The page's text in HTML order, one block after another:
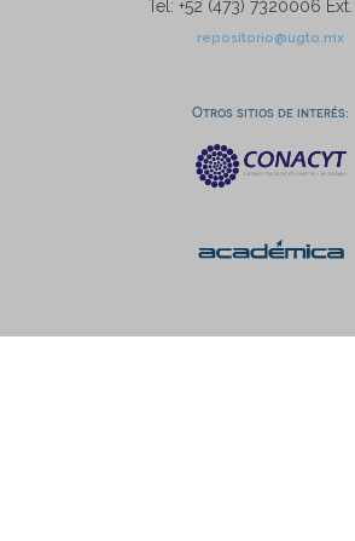
Tel: +52 (473) 7320006
repositorio@ugto.mx
Otros sitios de interés: